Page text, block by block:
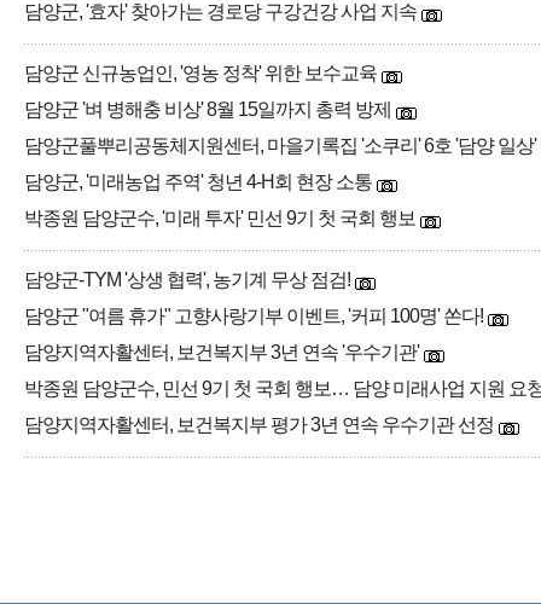
담양군, '효자' 찾아가는 경로당 구강건강 사업 지속
담양군 신규농업인, '영농 정착' 위한 보수교육
담양군 '벼 병해충 비상' 8월 15일까지 총력 방제
담양군풀뿌리공동체지원센터, 마을기록집 '소쿠리' 6호 '담양 일상'
담양군, '미래농업 주역' 청년 4-H회 현장 소통
박종원 담양군수, '미래 투자' 민선 9기 첫 국회 행보
담양군-TYM '상생 협력', 농기계 무상 점검!
담양군 "여름 휴가" 고향사랑기부 이벤트, '커피 100명' 쏜다!
담양지역자활센터, 보건복지부 3년 연속 '우수기관'
박종원 담양군수, 민선 9기 첫 국회 행보… 담양 미래사업 지원 요
담양지역자활센터, 보건복지부 평가 3년 연속 우수기관 선정